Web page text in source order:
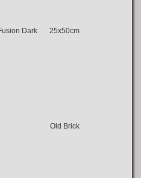
Dark 25x50cm
Old Brick